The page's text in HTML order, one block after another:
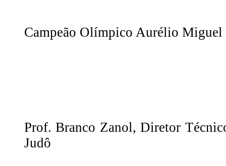
Campeão Olímpico Aurélio
Prof. Branco Zanol, Diretor
Judô